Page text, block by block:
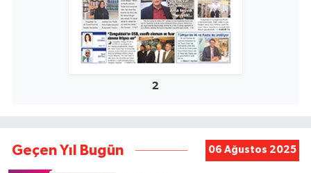
2
Geçen Yıl Bugün 06 Ağustos 2025